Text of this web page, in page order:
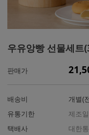
우유앙빵 선물세트
판매가
배송비 개별(
유통기한
제조
택배사
대한